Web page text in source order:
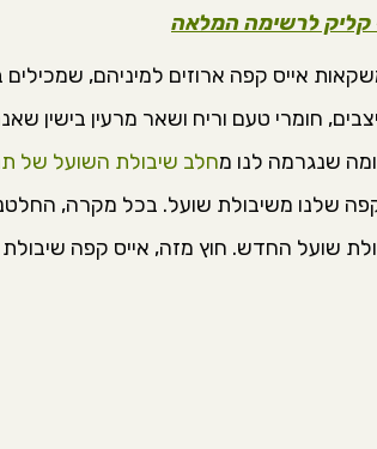
קליק לרשימה המלאה
אייס קפה ארוזים למיניהם,
חומרי טעם וריח ושאר מרעין בישין
שנגרמה לנו מחלב שיבולת השועל של
שלנו משיבולת שועל. בכל מקרה,
שועל החדש. חוץ מזה, אייס קפה